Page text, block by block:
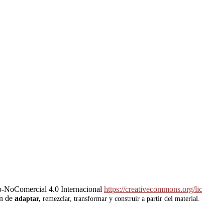
NoComercial 4.0 Internacional https://creativecommons.org/
de adaptar, remezclar, transformar y construir a partir del material.